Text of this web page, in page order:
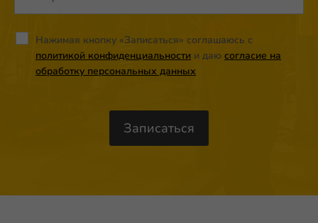
Нажимая кнопку «Записаться» соглашаюсь с
политикой конфиденциальности и даю согласие на
обработку персональных данных